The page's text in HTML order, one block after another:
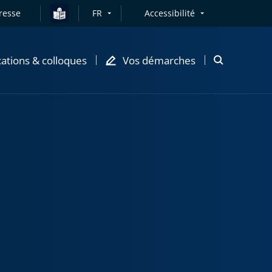
FR Accessibilité
& colloques Vos démarches
Ouvrir